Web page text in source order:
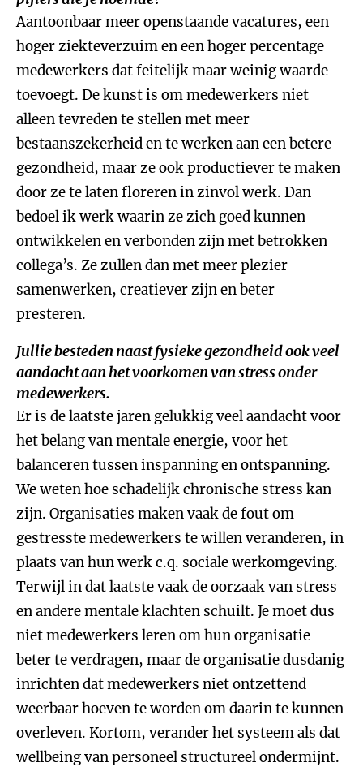
Aantoonbaar meer openstaande vacatures, een
hoger ziekteverzuim en een hoger percentage
medewerkers dat feitelijk maar weinig waarde
toevoegt. De kunst is om medewerkers niet
alleen tevreden te stellen met meer
bestaanszekerheid en te werken aan een betere
gezondheid, maar ze ook productiever te maken
door ze te laten floreren in zinvol werk. Dan
bedoel ik werk waarin ze zich goed kunnen
ontwikkelen en verbonden zijn met betrokken
collega’s. Ze zullen dan met meer plezier
samenwerken, creatiever zijn en beter
presteren.
Jullie besteden naast fysieke gezondheid ook veel
aandacht aan het voorkomen van stress onder
medewerkers.
Er is de laatste jaren gelukkig veel aandacht voor
het belang van mentale energie, voor het
balanceren tussen inspanning en ontspanning.
We weten hoe schadelijk chronische stress kan
zijn. Organisaties maken vaak de fout om
gestresste medewerkers te willen veranderen, in
plaats van hun werk c.q. sociale werkomgeving.
Terwijl in dat laatste vaak de oorzaak van stress
en andere mentale klachten schuilt. Je moet dus
niet medewerkers leren om hun organisatie
beter te verdragen, maar de organisatie dusdanig
inrichten dat medewerkers niet ontzettend
weerbaar hoeven te worden om daarin te kunnen
overleven. Kortom, verander het systeem als dat
wellbeing van personeel structureel ondermijnt.